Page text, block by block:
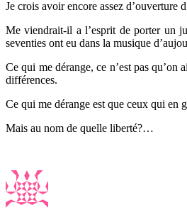
Je crois avoir encore assez
Me viendrait-il a l’esprit de porter un
seventies ont eu dans la musique
Ce qui me dérange, ce n’est pas
différences.
Ce qui me dérange est que ceux qui en
Mais au nom de quelle liberté?…